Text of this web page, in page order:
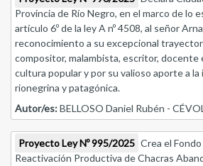
Provincia de Río Negro, en el marco de lo
artículo 6º de la ley A nº 4508, al señor
reconocimiento a su excepcional
compositor, malambista, escritor, docente
cultura popular y por su valioso aporte a
rionegrina y patagónica.
Autor/es:BELLOSO Daniel Rubén -
Proyecto Ley Nº 995/2025 Crea el
Reactivación Productiva de Chacras